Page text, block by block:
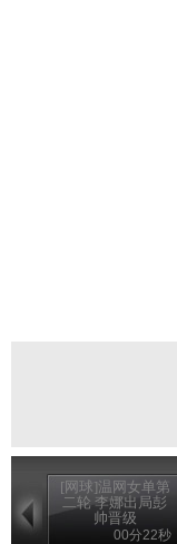
[网球]温网女单第
二轮 李娜出局彭
帅晋级
00分22秒